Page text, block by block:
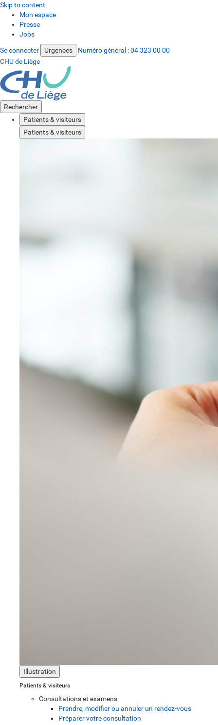
Skip to content
Mon espace
Presse
Jobs
Se connecter Urgences Numéro général :04 323 00 00
CHU de Liège
Rechercher
Patients & visiteurs
Patients & visiteurs
Illustration
Patients & visiteurs
Consultations et examens
Prendre, modifier ou annuler un rendez-vous
Préparer votre consultation